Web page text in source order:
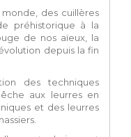
des cuillères
préhistorique à la
de nos aïeux, la
depuis la fin
des techniques
aux leurres en
et des leurres